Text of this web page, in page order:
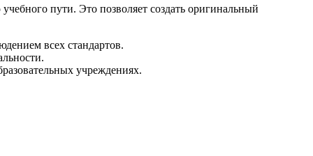
пути. Это позволяет создать оригинальный
всех стандартов.
учреждениях.